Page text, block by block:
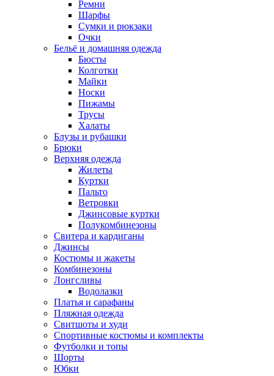
Ремни
Шарфы
Сумки и рюкзаки
Очки
Бельё и домашняя одежда
Бюсты
Колготки
Майки
Носки
Пижамы
Трусы
Халаты
Блузы и рубашки
Брюки
Верхняя одежда
Жилеты
Куртки
Пальто
Ветровки
Джинсовые куртки
Полукомбинезоны
Свитера и кардиганы
Джинсы
Костюмы и жакеты
Комбинезоны
Лонгсливы
Водолазки
Платья и сарафаны
Пляжная одежда
Свитшоты и худи
Спортивные костюмы и комплекты
Футболки и топы
Шорты
Юбки